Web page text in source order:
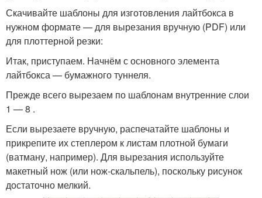
Скачивайте шаблоны для изготовления лайтбокса в
нужном формате — для вырезания вручную (PDF) или
для плоттерной резки:
Итак, приступаем. Начнём с основного элемента
лайтбокса — бумажного туннеля.
Прежде всего вырезаем по шаблонам внутренние слои
1 — 8 .
Если вырезаете вручную, распечатайте шаблоны и
прикрепите их степлером к листам плотной бумаги
(ватману, например). Для вырезания используйте
макетный нож (или нож-скальпель), поскольку рисунок
достаточно мелкий.